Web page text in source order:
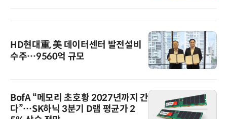
HD현대重, 美 데이터센터 발전설비
수주…9560억 규모
BofA “메모리 초호황 2027년까지 간
다”…SK하닉 3분기 D램 평균가 2